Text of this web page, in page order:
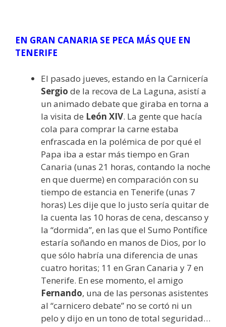
EN GRAN CANARIA SE PECA MÁS QUE EN
TENERIFE
El pasado jueves, estando en la Carnicería
Sergio de la recova de La Laguna, asistí a
un animado debate que giraba en torna a
la visita de León XIV. La gente que hacía
cola para comprar la carne estaba
enfrascada en la polémica de por qué el
Papa iba a estar más tiempo en Gran
Canaria (unas 21 horas, contando la noche
en que duerme) en comparación con su
tiempo de estancia en Tenerife (unas 7
horas) Les dije que lo justo sería quitar de
la cuenta las 10 horas de cena, descanso y
la “dormida”, en las que el Sumo Pontífice
estaría soñando en manos de Dios, por lo
que sólo habría una diferencia de unas
cuatro horitas; 11 en Gran Canaria y 7 en
Tenerife. En ese momento, el amigo
Fernando, una de las personas asistentes
al “carnicero debate” no se cortó ni un
pelo y dijo en un tono de total seguridad…